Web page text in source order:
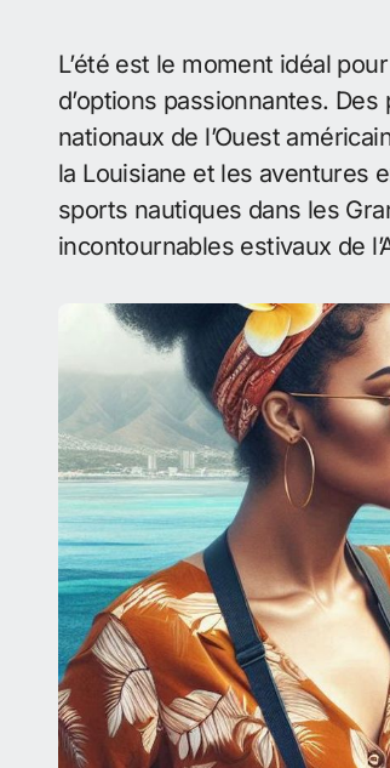
L’été est le moment idéal
d’options passionnantes.
nationaux de l’Ouest
la Louisiane et les aventures
sports nautiques dans les
incontournables estivaux de